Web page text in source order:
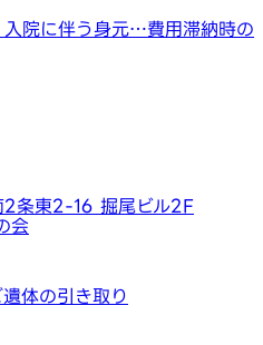
入院に伴う身元…費用滞納時の
2条東2-16 掘尾ビル2F
会
遺体の引き取り